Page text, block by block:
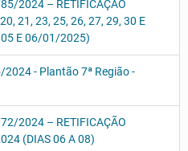
2024 – RETIFICAÇÃO
21, 23, 25, 26, 27, 29, 30 E
E 06/01/2025)
- Plantão 7ª Região -
2024 – RETIFICAÇÃO
(DIAS 06 A 08)